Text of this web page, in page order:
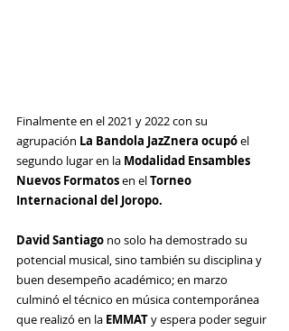
Finalmente en el 2021 y 2022 con su
agrupación La Bandola JazZnera ocupó el
segundo lugar en la Modalidad Ensambles
Nuevos Formatos en el Torneo
Internacional del Joropo.
David Santiago no solo ha demostrado su
potencial musical, sino también su disciplina y
buen desempeño académico; en marzo
culminó el técnico en música contemporánea
que realizó en la EMMAT y espera poder seguir